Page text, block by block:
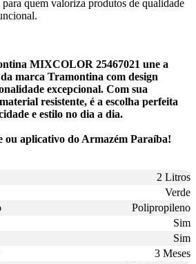
quem valoriza produtos de qualidade
MIXCOLOR 25467021 une a
marca Tramontina com design
excepcional. Com sua
resistente, é a escolha perfeita
e estilo no dia a dia.
ou aplicativo do Armazém Paraíba!
2 Litros
Verde
Polipropileno
Sim
Sim
3 Meses